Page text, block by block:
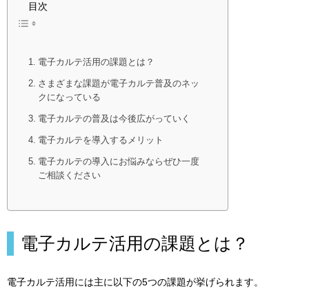
目次
電子カルテ活用の課題とは？
さまざまな課題が電子カルテ普及のネッ
クになっている
電子カルテの普及は今後広がっていく
電子カルテを導入するメリット
電子カルテの導入にお悩みならぜひ一度
ご相談ください
電子カルテ活用の課題とは？
電子カルテ活用には主に以下の5つの課題が挙げられます。